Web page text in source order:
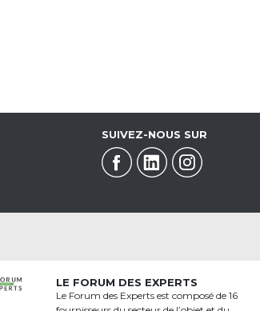
SUIVEZ-NOUS SUR
LE FORUM DES EXPERTS
Le Forum des Experts est composé de 16